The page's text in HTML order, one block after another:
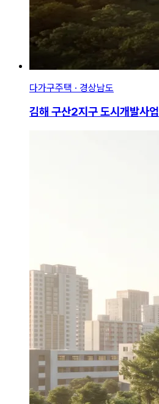
다가구주택 · 경상남도
김해 구산2지구 도시개발사업